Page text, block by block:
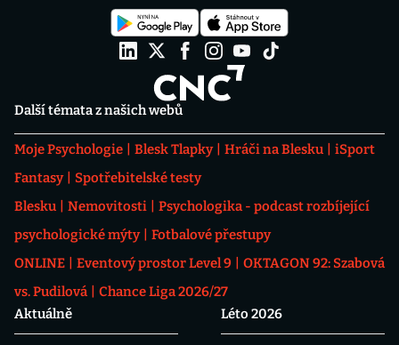
Další témata z našich webů
Moje Psychologie Blesk Tlapky Hráči na Blesku
iSport
Fantasy
Spotřebitelské testy
Blesku
Nemovitosti
Psychologika - podcast rozbíjející
psychologické mýty
Fotbalové přestupy
ONLINE
Eventový prostor Level 9
OKTAGON 92: Szabová
vs. Pudilová
Chance Liga 2026/27
Aktuálně
Léto 2026